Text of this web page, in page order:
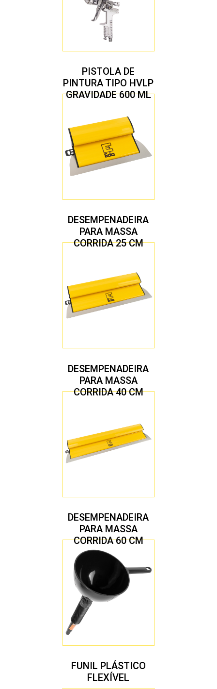
PISTOLA DE
PINTURA TIPO HVLP
GRAVIDADE 600 ML
1,7 MM
DESEMPENADEIRA
PARA MASSA
CORRIDA 25 CM
DESEMPENADEIRA
PARA MASSA
CORRIDA 40 CM
DESEMPENADEIRA
PARA MASSA
CORRIDA 60 CM
FUNIL PLÁSTICO
FLEXÍVEL